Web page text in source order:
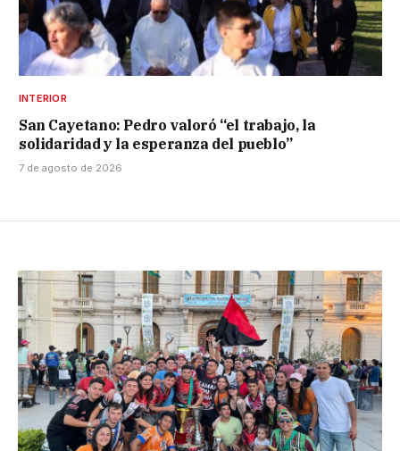
INTERIOR
San Cayetano: Pedro valoró “el trabajo, la
solidaridad y la esperanza del pueblo”
7 de agosto de 2026